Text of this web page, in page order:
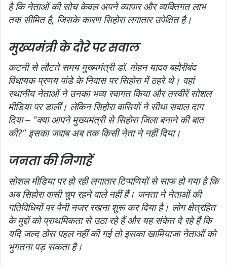
है कि नेताओं की सोच केवल अपने व्यापार और व्यक्तिगत लाभ
तक सीमित है, जिसके कारण सिहोरा लगातार उपेक्षित है।
मुख्यमंत्री के दौरे पर सवाल
कटनी से लौटते समय मुख्यमंत्री डॉ. मोहन यादव बहोरीबंद
विधायक प्रणय पांडे के निवास पर सिहोरा में ठहरे थे। वहां
स्थानीय नेताओं ने उनका भव्य स्वागत किया और तस्वीरें सोशल
मीडिया पर डालीं। लेकिन सिहोरा वासियों ने सीधा सवाल दाग
दिया – “क्या आपने मुख्यमंत्री से सिहोरा जिला बनाने की बात
की?” इसका जवाब अब तक किसी नेता ने नहीं दिया।
जनता की निगाहें
सोशल मीडिया पर हो रही लगातार टिप्पणियों से साफ हो गया है कि
अब सिहोरा वासी चुप रहने वाले नहीं हैं। जनता ने नेताओं की
गतिविधियों पर पैनी नजर रखना शुरू कर दिया है। लोग क्षेत्रहित
के मुद्दों को प्राथमिकता से उठा रहे हैं और यह संकेत दे रहे हैं कि
यदि जल्द ठोस पहल नहीं की गई तो इसका खामियाजा नेताओं को
भुगतना पड़ सकता है।